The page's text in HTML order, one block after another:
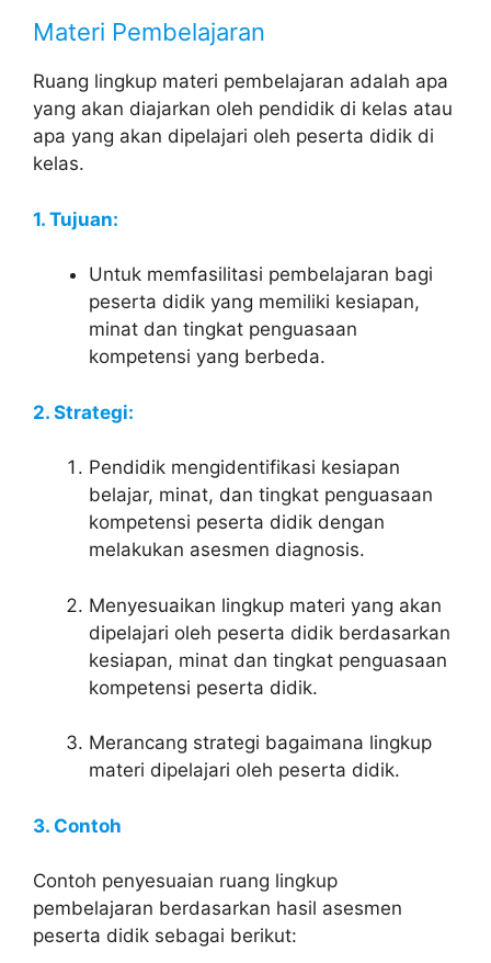
Materi Pembelajaran
Ruang lingkup materi pembelajaran adalah apa
yang akan diajarkan oleh pendidik di kelas atau
apa yang akan dipelajari oleh peserta didik di
kelas.
1. Tujuan:
Untuk memfasilitasi pembelajaran bagi
peserta didik yang memiliki kesiapan,
minat dan tingkat penguasaan
kompetensi yang berbeda.
2. Strategi:
Pendidik mengidentifikasi kesiapan
belajar, minat, dan tingkat penguasaan
kompetensi peserta didik dengan
melakukan asesmen diagnosis.
Menyesuaikan lingkup materi yang akan
dipelajari oleh peserta didik berdasarkan
kesiapan, minat dan tingkat penguasaan
kompetensi peserta didik.
Merancang strategi bagaimana lingkup
materi dipelajari oleh peserta didik.
3. Contoh
Contoh penyesuaian ruang lingkup
pembelajaran berdasarkan hasil asesmen
peserta didik sebagai berikut: